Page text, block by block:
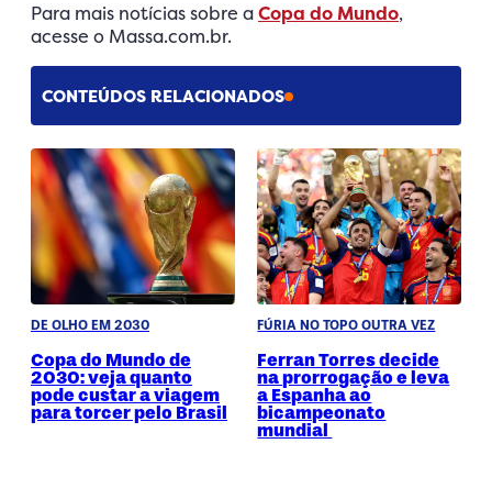
Para mais notícias sobre aCopa do Mundo,
acesse o Massa.com.br.
CONTEÚDOS RELACIONADOS
DE OLHO EM 2030
Copa do Mundo de
2030: veja quanto
pode custar a viagem
para torcer pelo Brasil
FÚRIA NO TOPO OUTRA VEZ
Ferran Torres decide
na prorrogação e leva
a Espanha ao
bicampeonato
mundial